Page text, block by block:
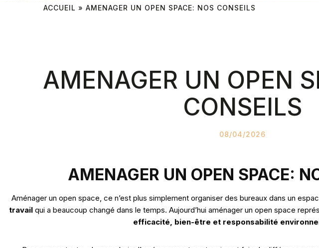
ACCUEIL » AMENAGER UN OPEN SPACE: NOS CONSEILS
AMENAGER UN OPEN
CONSEILS
08/04/2026
AMENAGER UN OPEN SPACE:
Aménager un open space, ce n’est plus simplement organiser des bureaux dans un
travailqui a beaucoup changé dans le temps. Aujourd’hui aménager un open space
efficacité, bien-être et responsabilité